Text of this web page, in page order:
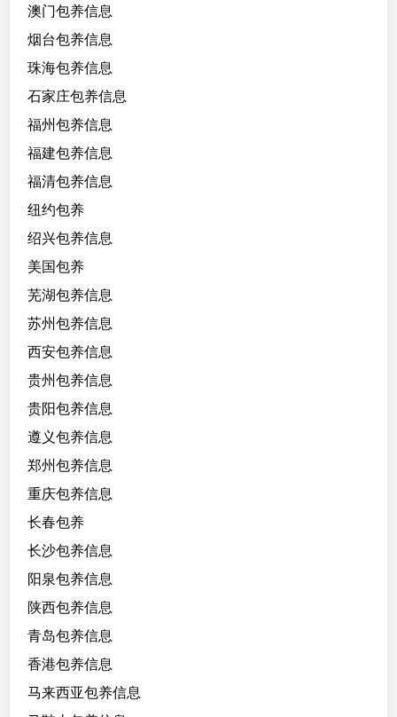
澳门包养信息
烟台包养信息
珠海包养信息
石家庄包养信息
福州包养信息
福建包养信息
福清包养信息
纽约包养
绍兴包养信息
美国包养
芜湖包养信息
苏州包养信息
西安包养信息
贵州包养信息
贵阳包养信息
遵义包养信息
郑州包养信息
重庆包养信息
长春包养
长沙包养信息
阳泉包养信息
陕西包养信息
青岛包养信息
香港包养信息
马来西亚包养信息